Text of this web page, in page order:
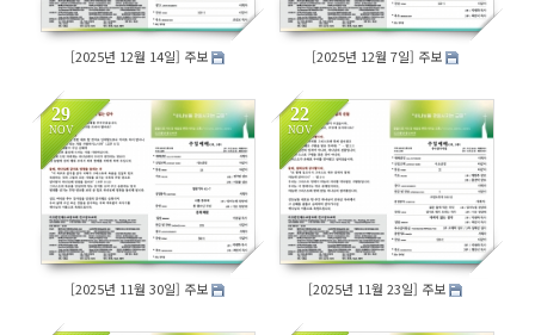
[2025년 12월 14일] 주보 [2025년 12월 7일] 주보
29
NOV
193
[2025년 11월 30일] 주보
22
NOV
201
[2025년 11월 23일] 주보